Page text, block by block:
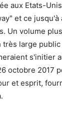
aux Etats-
et ce
Un volume
très large
s'initier
octobre 2017
et esprit,